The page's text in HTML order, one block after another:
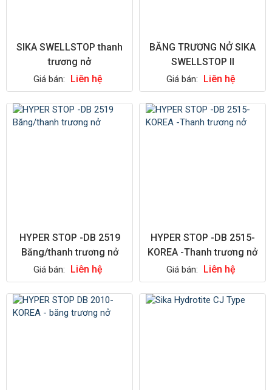
SIKA SWELLSTOP thanh
trương nở
Giá bán: Liên hệ
BĂNG TRƯƠNG NỞ SIKA
SWELLSTOP II
Giá bán: Liên hệ
HYPER STOP -DB 2519
Băng/thanh trương nở
Giá bán: Liên hệ
HYPER STOP -DB 2515-
KOREA -Thanh trương nở
Giá bán: Liên hệ